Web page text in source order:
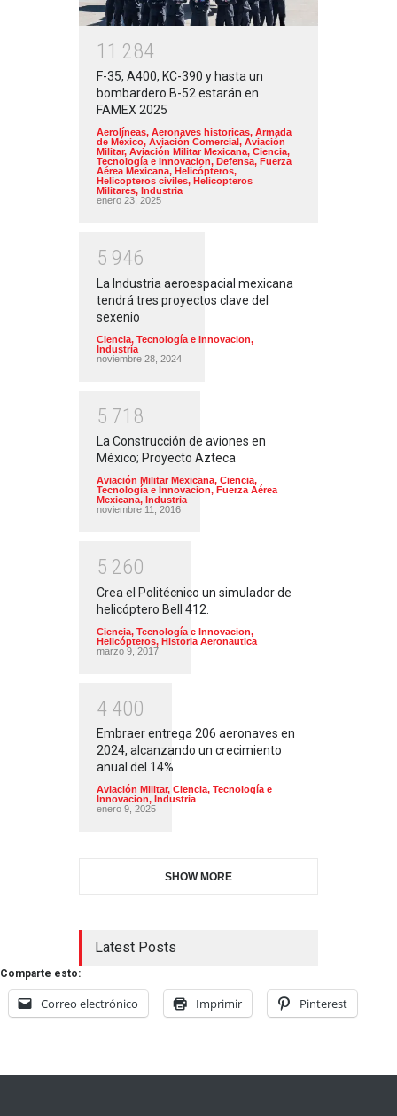
1 1 284
F-35, A400, KC-390 y hasta un
bombardero B-52 estarán en
FAMEX 2025
Aerolíneas, Aeronaves historicas, Armada
de México, Aviación Comercial, Aviación
Militar, Aviación Militar Mexicana, Ciencia,
Tecnología e Innovacion, Defensa, Fuerza
Aérea Mexicana, Helicópteros,
Helicopteros civiles, Helicopteros
Militares, Industria
enero 23, 2025
5 946
La Industria aeroespacial mexicana
tendrá tres proyectos clave del
sexenio
Ciencia, Tecnología e Innovacion,
Industria
noviembre 28, 2024
5 71 8
La Construcción de aviones en
México; Proyecto Azteca
Aviación Militar Mexicana, Ciencia,
Tecnología e Innovacion, Fuerza Aérea
Mexicana, Industria
noviembre 11, 2016
5 260
Crea el Politécnico un simulador de
helicóptero Bell 412.
Ciencia, Tecnología e Innovacion,
Helicópteros, Historia Aeronautica
marzo 9, 2017
4 400
Embraer entrega 206 aeronaves en
2024, alcanzando un crecimiento
anual del 14%
Aviación Militar, Ciencia, Tecnología e
Innovacion, Industria
enero 9, 2025
SHOW MORE
Latest Posts
Comparte esto:
Correo electrónico Imprimir Pinterest